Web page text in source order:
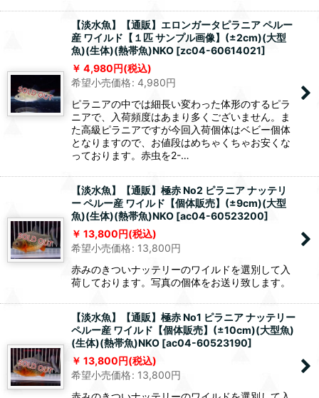
【淡水魚】【通販】エロンガータピラニア ペルー
産 ワイルド【１匹 サンプル画像】(±2cm)(大型
魚)(生体)(熱帯魚)NKO [zc04-60614021]
4,980円(税込)
希望小売価格: 4,980円
ピラニアの中では細長い変わった体形のするピラ
ニアで、入荷頻度はあまり多くございません。ま
た高級ピラニアですが今回入荷個体はベビー個体
となりますので、お値段はめちゃくちゃお安くな
っております。赤虫を2-…
【淡水魚】【通販】極赤 No2 ピラニア ナッテリ
ー ペルー産 ワイルド【個体販売】(±9cm)(大型
魚)(生体)(熱帯魚)NKO [ac04-60523200]
13,800円(税込)
希望小売価格: 13,800円
赤みのきついナッテリーのワイルドを選別して入
荷しております。写真の個体をお送り致します。
【淡水魚】【通販】極赤 No1 ピラニア ナッテリー
ペルー産 ワイルド【個体販売】(±10cm)(大型魚)
(生体)(熱帯魚)NKO [ac04-60523190]
13,800円(税込)
希望小売価格: 13,800円